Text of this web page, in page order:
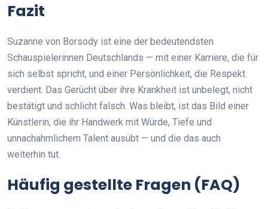
Fazit
Suzanne von Borsody ist eine der bedeutendsten
Schauspielerinnen Deutschlands — mit einer Karriere, die für
sich selbst spricht, und einer Persönlichkeit, die Respekt
verdient. Das Gerücht über ihre Krankheit ist unbelegt, nicht
bestätigt und schlicht falsch. Was bleibt, ist das Bild einer
Künstlerin, die ihr Handwerk mit Würde, Tiefe und
unnachahmlichem Talent ausübt — und die das auch
weiterhin tut.
Häufig gestellte Fragen (FAQ)